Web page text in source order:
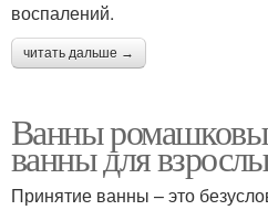
воспалений.
читать дальше →
Ванны
ванны для
Принятие ванны – это